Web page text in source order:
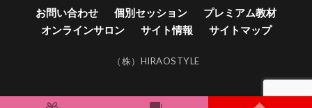
お問い合わせ 個別セッション
プレミアム教材
オンラインサロン
サイト情報 サイトマップ
（株）HIRAOSTYLE